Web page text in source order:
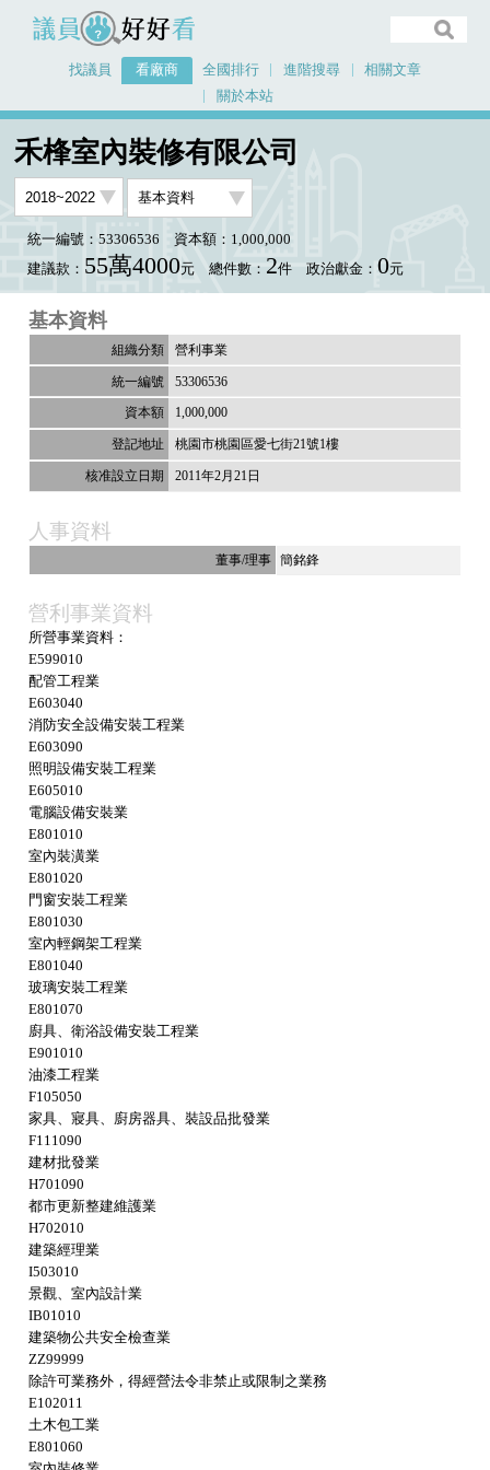
議員好好看
找議員 看廠商 全國排行 進階搜尋
相關文章
關於本站
看廠商
禾桻室內裝修有限公司
統一編號：53306536
資本額：1,000,000
建議款： 55萬4000元 總件數： 2件 政治獻金： 0元
基本資料
營利事業
53306536
1,000,000
桃園市桃園區愛七街21號1樓
2011年2月21日
人事資料
董事/理事 簡銘鋒
營利事業資料
所營事業資料：
E599010
配管工程業
E603040
消防安全設備安裝工程業
E603090
照明設備安裝工程業
E605010
電腦設備安裝業
E801010
室內裝潢業
E801020
門窗安裝工程業
E801030
室內輕鋼架工程業
E801040
玻璃安裝工程業
E801070
廚具、衛浴設備安裝工程業
E901010
油漆工程業
F105050
家具、寢具、廚房器具、裝設品批發業
F111090
建材批發業
H701090
都市更新整建維護業
H702010
建築經理業
I503010
景觀、室內設計業
IB01010
建築物公共安全檢查業
ZZ99999
除許可業務外，得經營法令非禁止或限制之業務
E102011
土木包工業
E801060